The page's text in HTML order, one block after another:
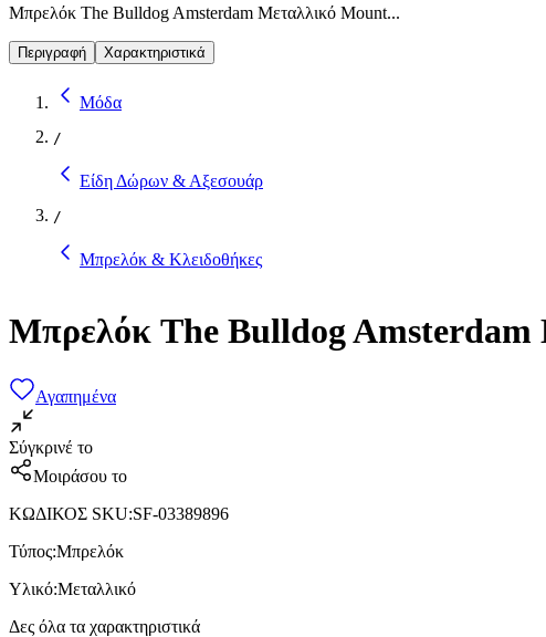
Μπρελόκ The Bulldog Amsterdam Μεταλλικό Mount...
Περιγραφή Χαρακτηριστικά
Μόδα
/
Είδη Δώρων & Αξεσουάρ
/
Μπρελόκ & Κλειδοθήκες
Μπρελόκ The Bulldog
Αγαπημένα
Σύγκρινέ το
Μοιράσου το
ΚΩΔΙΚΟΣ SKU:SF-03389896
Τύπος:Μπρελόκ
Υλικό:Μεταλλικό
Δες όλα τα χαρακτηριστικά